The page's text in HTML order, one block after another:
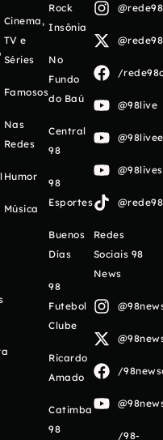
Cinema,
TV e
Séries
Famosos
Nas
Redes
Humor
Música
Rock
Insônia
No
Fundo
do Baú
Central
98
98
Esportes
Buenos
Días
98
Futebol
Clube
Ricardo
Amado
Catimba
98
/
@98live
Redes
Sociais 98
News
/
/98-